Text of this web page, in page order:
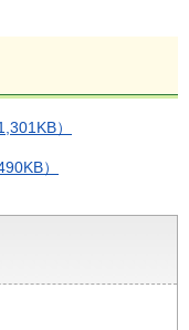
）
）